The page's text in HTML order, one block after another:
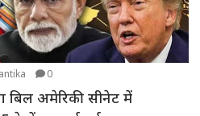
0
बिल अमेरिकी सीनेट में